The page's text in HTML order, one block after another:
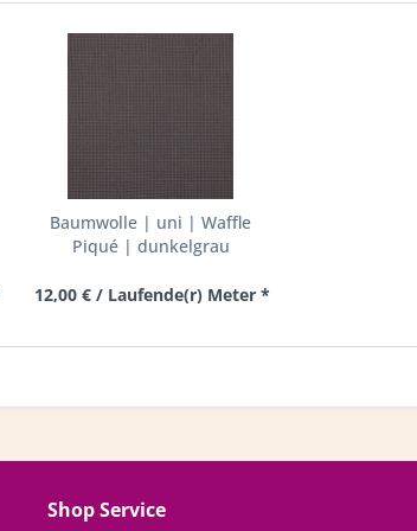
Baumwolle | uni | Waffle
Piqué | dunkelgrau
12,00 € / Laufende(r) Meter *
Shop Service